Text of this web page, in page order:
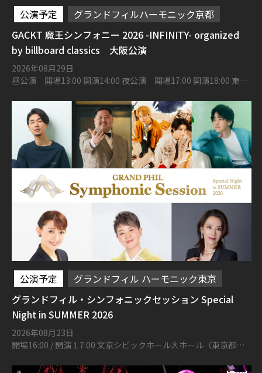
公演予定
グランドフィルハーモニック京都
GACKT 魔王シンフォニー 2026 -INFINITY- organized
by billboard classics 大阪公演
2026年08月29日
昼公演 開場13:00 開演14:00 夜公演 開場17:00 開演18:00 東京
公演予定
グランドフィル ハーモニック東京
グランドフィル・シンフォニックセッション Special
Night in SUMMER 2026
2026年08月23日
開場16:00 / 開演１7:00 文京シビックホール大ホール（東京都文